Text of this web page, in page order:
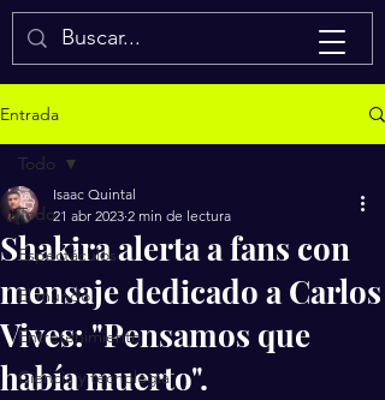
Isaac Quintal
Entrada
Todo
Espectáculos
El mundo
Entretenimiento
Ciencia y tecnología
Todo
Shakira alerta a fans con
mensaje dedicado a Carlos
Vives: "Pensamos que
había muerto".
Isaac Quintal
21 abr 2023 2 min de lectura